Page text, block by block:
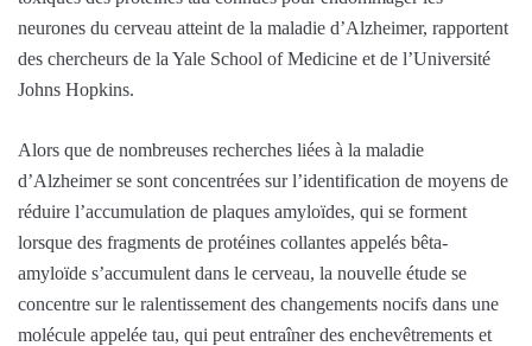
neurones du cerveau atteint de la maladie d’Alzheimer, rapportent
des chercheurs de la Yale School of Medicine et de l’Université
Johns Hopkins.
Alors que de nombreuses recherches liées à la maladie
d’Alzheimer se sont concentrées sur l’identification de moyens de
réduire l’accumulation de plaques amyloïdes, qui se forment
lorsque des fragments de protéines collantes appelés bêta-
amyloïde s’accumulent dans le cerveau, la nouvelle étude se
concentre sur le ralentissement des changements nocifs dans une
molécule appelée tau, qui peut entraîner des enchevêtrements et